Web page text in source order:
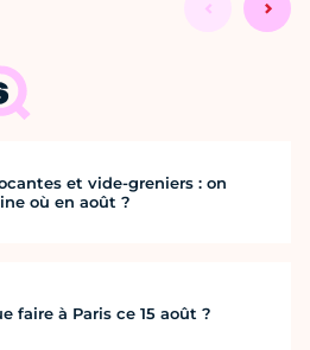
et vide-greniers : on
où en août ?
faire à Paris ce 15 août ?